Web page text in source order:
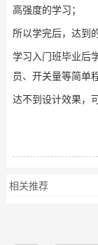
高强度的学习；
所以学完后，达到
学习入门班毕业后
员、开关量等简单
达不到设计效果，
相关推荐